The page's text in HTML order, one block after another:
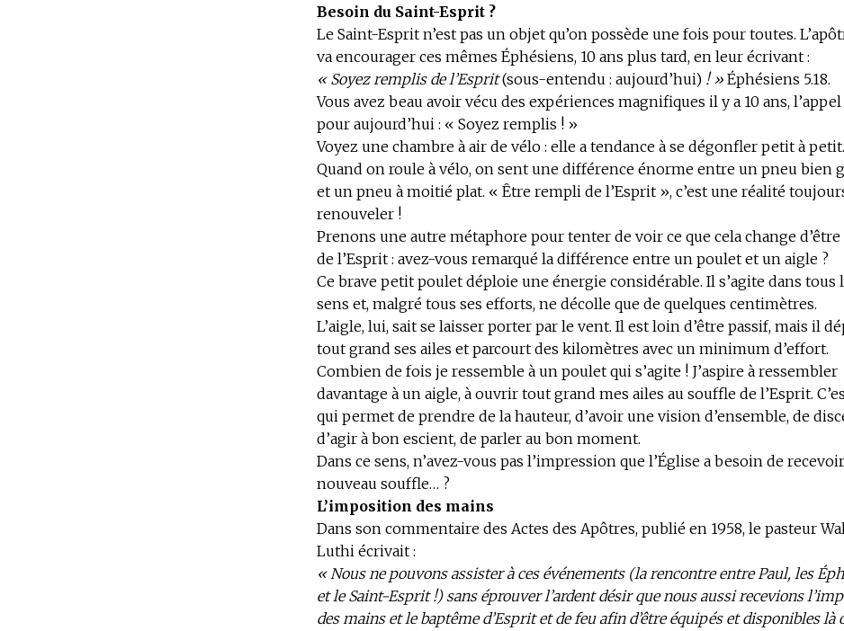
Besoin du Saint-Esprit ?
Le Saint-Esprit n’est pas un objet qu’on possède une fois pour toutes.
va encourager ces mêmes Éphésiens, 10 ans plus tard, en leur écrivant :
« Soyez remplis de l’Esprit(sous-entendu : aujourd’hui) ! » Éphésiens 5.18.
Vous avez beau avoir vécu des expériences magnifiques il y a 10 ans,
pour aujourd’hui : « Soyez remplis ! »
Voyez une chambre à air de vélo : elle a tendance à se dégonfler petit à petit.
Quand on roule à vélo, on sent une différence énorme entre un pneu bien
et un pneu à moitié plat. « Être rempli de l’Esprit », c’est une réalité
renouveler !
Prenons une autre métaphore pour tenter de voir ce que cela change
de l’Esprit : avez-vous remarqué la différence entre un poulet et un aigle ?
Ce brave petit poulet déploie une énergie considérable. Il s’agite dans tous
sens et, malgré tous ses efforts, ne décolle que de quelques centimètres.
L’aigle, lui, sait se laisser porter par le vent. Il est loin d’être passif, mais il
tout grand ses ailes et parcourt des kilomètres avec un minimum d’effort.
Combien de fois je ressemble à un poulet qui s’agite ! J’aspire à ressembler
davantage à un aigle, à ouvrir tout grand mes ailes au souffle de l’Esprit.
qui permet de prendre de la hauteur, d’avoir une vision d’ensemble, de
d’agir à bon escient, de parler au bon moment.
Dans ce sens, n’avez-vous pas l’impression que l’Église a besoin de
nouveau souffle… ?
L’imposition des mains
Dans son commentaire des Actes des Apôtres, publié en 1958, le pasteur
Luthi écrivait :
« Nous ne pouvons assister à ces événements (la rencontre entre Paul, les
et le Saint-Esprit !) sans éprouver l’ardent désir que nous aussi recevions
des mains et le baptême d’Esprit et de feu afin d’être équipés et disponibles là